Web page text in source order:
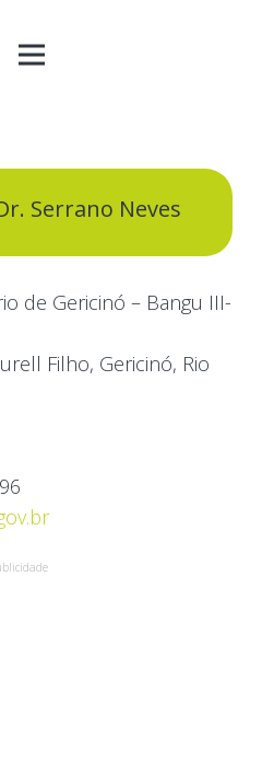
Serrano Neves
de Gericinó – Bangu III-
Filho, Gericinó, Rio